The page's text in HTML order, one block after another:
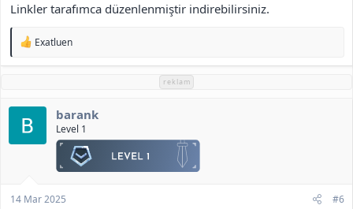
Linkler tarafımca düzenlenmiştir indirebilirsiniz.
T
p
l
:
Exatluen
reklam
barank
Level 1
14 Mar 2025 #6